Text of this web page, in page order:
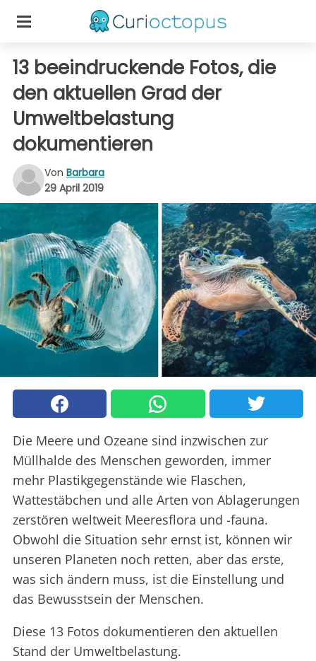
13 beeindruckende Fotos, die
den aktuellen Grad der
Umweltbelastung
dokumentieren
Von Barbara
29 April 2019
Die Meere und Ozeane sind inzwischen zur
Müllhalde des Menschen geworden, immer
mehr Plastikgegenstände wie Flaschen,
Wattestäbchen und alle Arten von Ablagerungen
zerstören weltweit Meeresflora und -fauna.
Obwohl die Situation sehr ernst ist, können wir
unseren Planeten noch retten, aber das erste,
was sich ändern muss, ist die Einstellung und
das Bewusstsein der Menschen.
Diese 13 Fotos dokumentieren den aktuellen
Stand der Umweltbelastung.